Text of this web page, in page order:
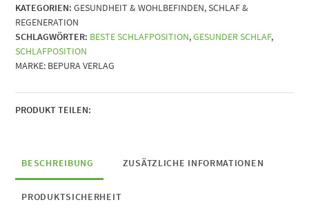
KATEGORIEN: GESUNDHEIT & WOHLBEFINDEN,SCHLAF &
REGENERATION
SCHLAGWÖRTER: BESTE SCHLAFPOSITION,GESUNDER SCHLAF,
SCHLAFPOSITION
MARKE: BEPURA VERLAG
PRODUKT TEILEN:
BESCHREIBUNG ZUSÄTZLICHE INFORMATIONEN
PRODUKTSICHERHEIT